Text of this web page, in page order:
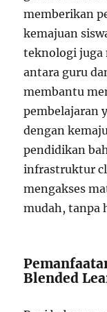
memberikan
kemajuan
teknologi
antara guru
membantu
pembelajaran
dengan
pendidikan
infrastruktur
mengakses
mudah, tanpa
Blended